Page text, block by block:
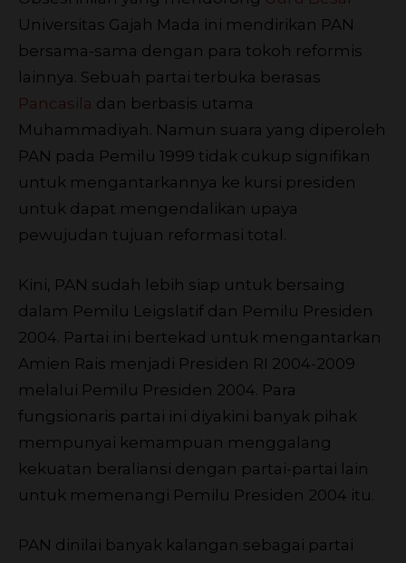
Universitas Gajah Mada ini mendirikan PAN
bersama-sama dengan para tokoh reformis
lainnya. Sebuah partai terbuka berasas
Pancasila dan berbasis utama
Muhammadiyah. Namun suara yang diperoleh
PAN pada Pemilu 1999 tidak cukup signifikan
untuk mengantarkannya ke kursi presiden
untuk dapat mengendalikan upaya
pewujudan tujuan reformasi total.
Kini, PAN sudah lebih siap untuk bersaing
dalam Pemilu Leigslatif dan Pemilu Presiden
2004. Partai ini bertekad untuk mengantarkan
Amien Rais menjadi Presiden RI 2004-2009
melalui Pemilu Presiden 2004. Para
fungsionaris partai ini diyakini banyak pihak
mempunyai kemampuan menggalang
kekuatan beraliansi dengan partai-partai lain
untuk memenangi Pemilu Presiden 2004 itu.
PAN dinilai banyak kalangan sebagai partai